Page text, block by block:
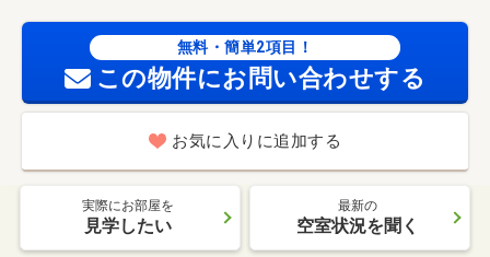
無料・簡単2項目！
この物件にお問い合わせする
お気に入りに追加する
実際にお部屋を
見学したい
最新の
空室状況を聞く